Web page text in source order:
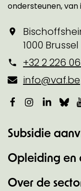
ondersteunen,
1000 Brussel
+32 2 226
info@vaf.be
Facebook
Subsidie
Opleiding en
Over de